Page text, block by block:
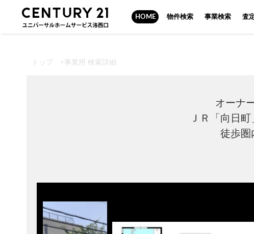
HOME 物件検索 事業検索 査
トップ > 事業用 検索詳細
オーナ
ＪＲ「向日
徒歩圏